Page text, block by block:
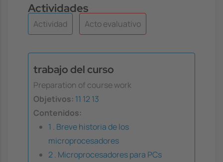
Actividades
Actividad Acto evaluativo
trabajo del curso
Preparation of course work
Objetivos: 11 1213
Contenidos:
1 . Breve historia de los
microprocesadores
2 . Microprocesadores para PCs